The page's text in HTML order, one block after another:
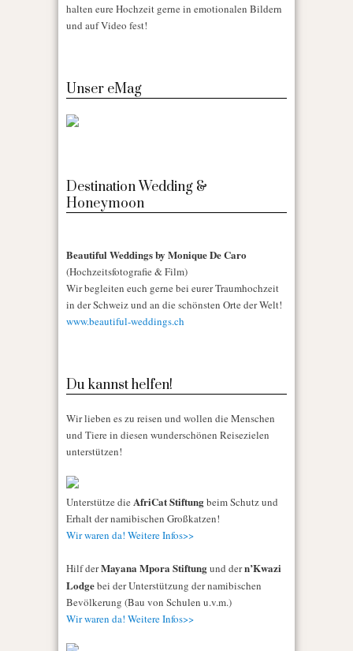
halten eure Hochzeit gerne in emotionalen Bildern
und auf Video fest!
Unser eMag
Destination Wedding &
Honeymoon
Beautiful Weddings by Monique De Caro
(Hochzeitsfotografie & Film)
Wir begleiten euch gerne bei eurer Traumhochzeit
in der Schweiz und an die schönsten Orte der Welt!
www.beautiful-weddings.ch
Du kannst helfen!
Wir lieben es zu reisen und wollen die Menschen
und Tiere in diesen wunderschönen Reisezielen
unterstützen!
Unterstütze die AfriCat Stiftungbeim Schutz und
Erhalt der namibischen Großkatzen!
Wir waren da! Weitere Infos>>
Hilf derMayana Mpora Stiftungund dern’Kwazi
Lodgebei der Unterstützung der namibischen
Bevölkerung (Bau von Schulen u.v.m.)
Wir waren da! Weitere Infos>>